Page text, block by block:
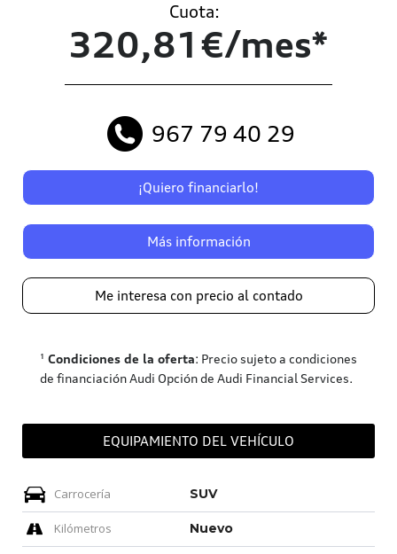
Cuota:
320,81€/mes*
967 79 40 29
¡Quiero financiarlo!
Más información
Me interesa con precio al contado
¹ Condiciones de la oferta: Precio sujeto a condiciones
de financiación Audi Opción de Audi Financial Services.
EQUIPAMIENTO DEL VEHÍCULO
Carrocería SUV
Kilómetros Nuevo